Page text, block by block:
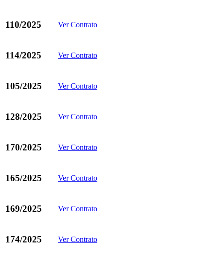
110/2025 Ver Contrato
114/2025 Ver Contrato
105/2025 Ver Contrato
128/2025 Ver Contrato
170/2025 Ver Contrato
165/2025 Ver Contrato
169/2025 Ver Contrato
174/2025 Ver Contrato